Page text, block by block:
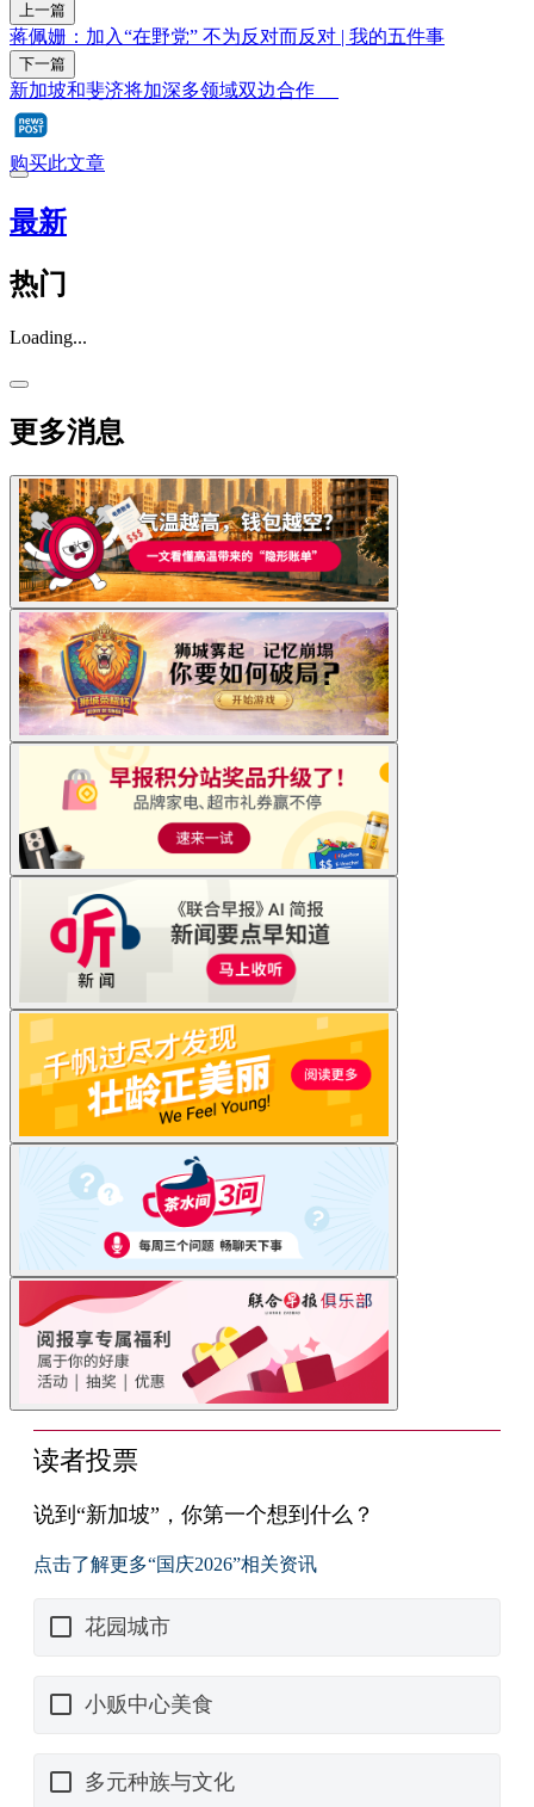
上一篇
蒋佩姗：加入“在野党” 不为反对而反对 | 我的五件事
下一篇
新加坡和斐济将加深多领域双边合作
购买此文章
最新
热门
Loading...
更多消息